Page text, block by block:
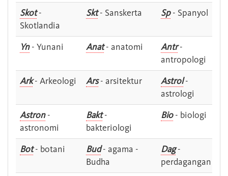
Skot-
Skotlandia
Skt- Sanskerta Sp- Spanyol
Yn- Yunani Anat- anatomi Antr-
antropologi
Ark- Arkeologi Ars- arsitektur Astrol-
astrologi
Astron-
astronomi
Bakt-
bakteriologi
Bio- biologi
Bot- botani Bud- agama -
Budha
Dag-
perdagangan